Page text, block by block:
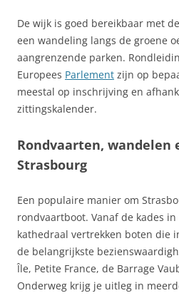
De wijk is goed bereikbaar met
een wandeling langs de groene
aangrenzende parken.
Europees Parlement zijn op
meestal op inschrijving en
zittingskalender.
Rondvaarten, wandelen
Strasbourg
Een populaire manier om
rondvaartboot. Vanaf de kades
kathedraal vertrekken boten die
de belangrijkste
Île, Petite France, de Barrage
Onderweg krijg je uitleg in